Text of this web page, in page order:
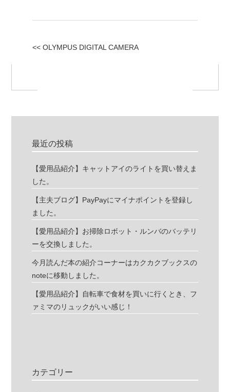
<< OLYMPUS DIGITAL CAMERA
最近の投稿
【愛用品紹介】キャットアイのライトを買い替えま
した。
【主夫ブログ】PayPayにマイナポイントを登録し
ました。
【愛用品紹介】お掃除ロボット・ルンバのバッテリ
ーを交換しました。
今月読んだ本の紹介コーナーはカクカクブックスの
noteに移動しました。
【愛用品紹介】自転車で食材を買いに行くとき、フ
ァミマのリュックがいい感じ！
カテゴリー